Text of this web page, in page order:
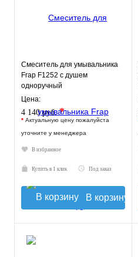
Смеситель для умывальника
Frap F1252 с душем
одноручный
Цена:
4 140 руб.*
* Актуальную цену пожалуйста
уточните у менеджера
В избранное
Купить в 1 клик Под заказ
В корзину